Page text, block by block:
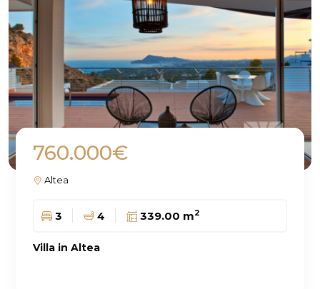
760.000€
Altea
3 4 339.00 m2
Villa in Altea